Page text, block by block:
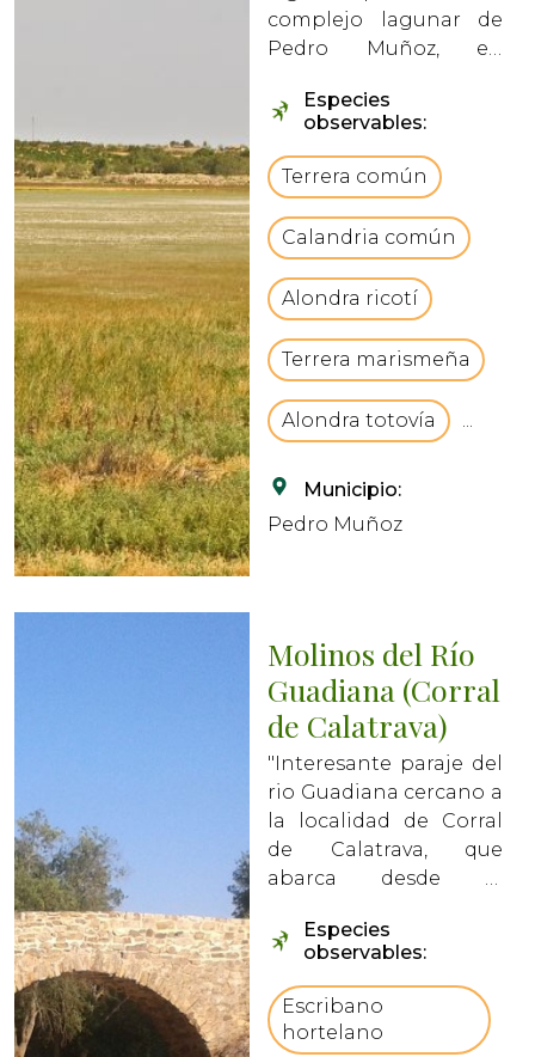
complejo lagunar de
Pedro Muñoz, en
vbCrLfCuenta con una
superficie de 90 ha y es
de carácter salino y
endorreico,
inundándose
ocasionalmente en
época de lluvia. Que le
aporta u...
Especies
observables:
Terrera común
Calandria común
Alondra ricotí
Terrera marismeña
Alondra totovía ...
Municipio:
Pedro Muñoz
Molinos del Río
Guadiana (Corral
de Calatrava)
"Interesante paraje del
rio Guadiana cercano a
la localidad de Corral
de Calatrava, que
abarca desde el
ovejas, utilizado por la
Mesta durante la
trashumancia, hasta la
confluencia del rio
Guadiana con su
Especies
observables:
Escribano
hortelano